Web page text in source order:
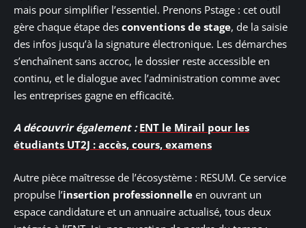
mais pour simplifier l’essentiel. Prenons Pstage : cet outil
gère chaque étape des conventions de stage, de la saisie
des infos jusqu’à la signature électronique. Les démarches
s’enchaînent sans accroc, le dossier reste accessible en
continu, et le dialogue avec l’administration comme avec
les entreprises gagne en efficacité.
A découvrir également : ENT le Mirail pour les
étudiants UT2J : accès, cours, examens
Autre pièce maîtresse de l’écosystème : RESUM. Ce service
propulse l’insertion professionnelle en ouvrant un
espace candidature et un annuaire actualisé, tous deux